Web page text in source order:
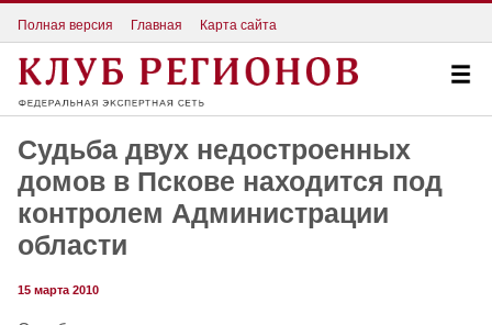
Полная версия Главная Карта сайта
Судьба двух недостроенных
домов в Пскове находится под
контролем Администрации
области
15 марта 2010